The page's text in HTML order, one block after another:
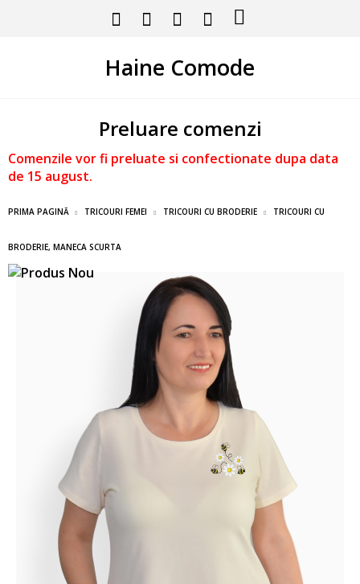
Haine Comode
Preluare comenzi
Comenzile vor fi preluate si confectionate dupa data
de 15 august.
PRIMA PAGINĂ TRICOURI FEMEI TRICOURI CU BRODERIE TRICOURI CU
BRODERIE, MANECA SCURTA